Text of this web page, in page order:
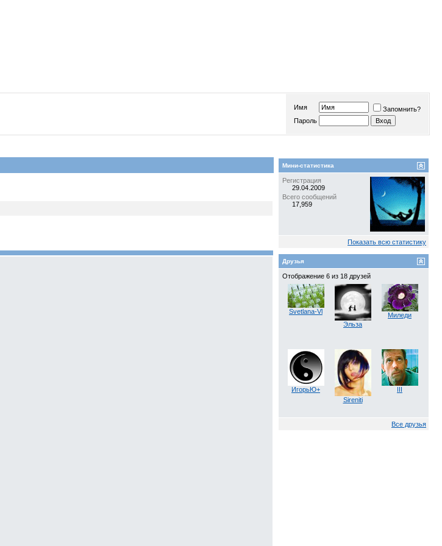
Имя
Запомнить?
Пароль
Мини-статистика
Регистрация
29.04.2009
Всего сообщений
17,959
Показать всю статистику
Друзья
Отображение 6 из 18 друзей
Svetlana-Vl
Эльза
Миледи
ИгорьЮ+
Sireniti
III
Все друзья